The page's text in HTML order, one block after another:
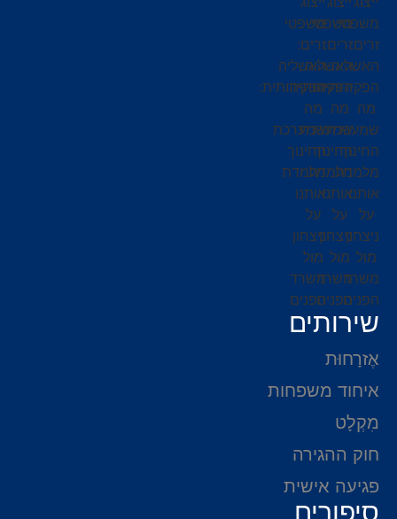
שירותים
אֶזרָחוּת
איחוד משפחות
מִקְלָט
חוק ההגירה
פגיעה אישית
סיפורים